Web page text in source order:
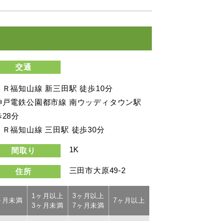
交通
Ｒ福知山線 新三田駅 徒歩10分
戸電鉄公園都市線 南ウッディタウン駅
28分
Ｒ福知山線 三田駅 徒歩30分
間取り 1K
住所 三田市大原49-2
月未満
1ヶ月以上
3ヶ月未満
3ヶ月以上
7ヶ月未満
7ヶ月以上